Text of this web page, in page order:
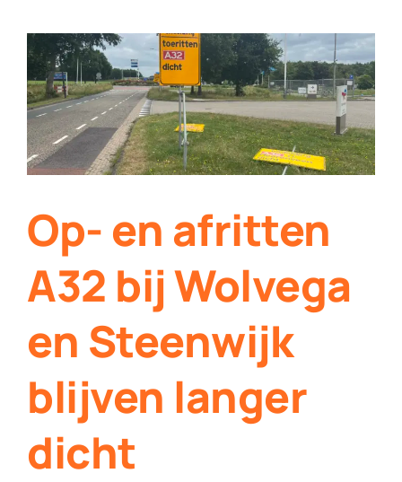
Werken bij Streekomroep ‘De Werven’
Contact
Plaats je eigen nieuws
Op- en afritten
A32 bij Wolvega
en Steenwijk
blijven langer
dicht